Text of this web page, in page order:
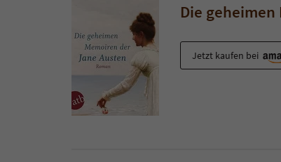
Die
Jetzt kaufen bei